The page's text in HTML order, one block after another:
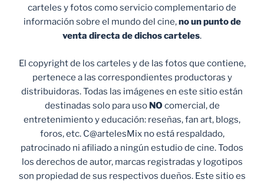
carteles y fotos como servicio complementario de
información sobre el mundo del cine,no un punto de
venta directa de dichos carteles.
El copyright de los carteles y de las fotos que contiene,
pertenece a las correspondientes productoras y
distribuidoras. Todas las imágenes en este sitio están
destinadas solo para uso NO comercial, de
entretenimiento y educación: reseñas, fan art, blogs,
foros, etc. C@artelesMix no está respaldado,
patrocinado ni afiliado a ningún estudio de cine. Todos
los derechos de autor, marcas registradas y logotipos
son propiedad de sus respectivos dueños. Este sitio es